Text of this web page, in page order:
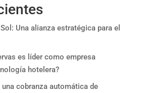
Una alianza estratégica para el
es líder como empresa
hotelera?
cobranza automática de